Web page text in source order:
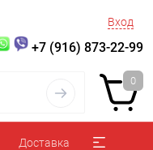
Вход
+7 (916) 873-22-99
0
Доставка